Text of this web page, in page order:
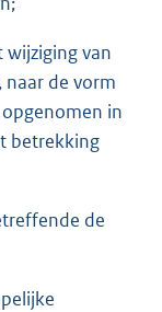
van
de vorm
in
betrekking
de